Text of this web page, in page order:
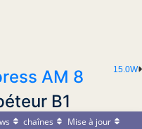
15.0W
AM 8
B1
chaînes
Mise à jour